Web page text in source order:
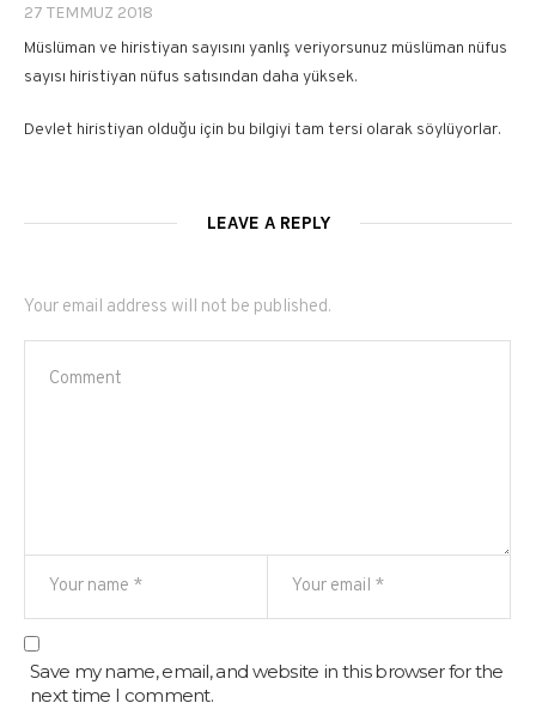
27 TEMMUZ 2018
Müslüman ve hiristiyan sayısını yanlış veriyorsunuz müslüman nüfus
sayısı hiristiyan nüfus satısından daha yüksek.
Devlet hiristiyan olduğu için bu bilgiyi tam tersi olarak söylüyorlar.
LEAVE A REPLY
Your email address will not be published.
Save my name, email, and website in this browser for the
next time I comment.